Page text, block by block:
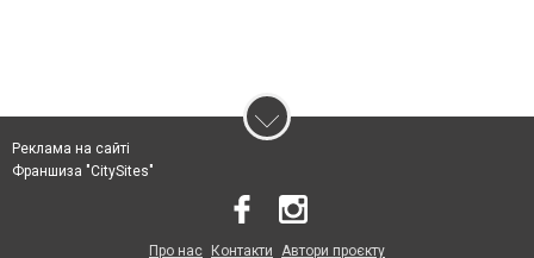
Реклама на сайті
Франшиза "CitySites"
Про нас Контакти Автори проєкту